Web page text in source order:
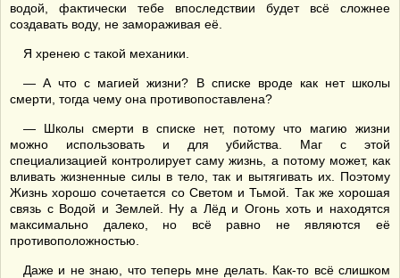
водой, фактически тебе впоследствии будет всё сложнее
создавать воду, не замораживая её.
Я хренею с такой механики.
— А что с магией жизни? В списке вроде как нет школы
смерти, тогда чему она противопоставлена?
— Школы смерти в списке нет, потому что магию жизни
можно использовать и для убийства. Маг с этой
специализацией контролирует саму жизнь, а потому может, как
вливать жизненные силы в тело, так и вытягивать их. Поэтому
Жизнь хорошо сочетается со Светом и Тьмой. Так же хорошая
связь с Водой и Землей. Ну а Лёд и Огонь хоть и находятся
максимально далеко, но всё равно не являются её
противоположностью.
Даже и не знаю, что теперь мне делать. Как-то всё слишком